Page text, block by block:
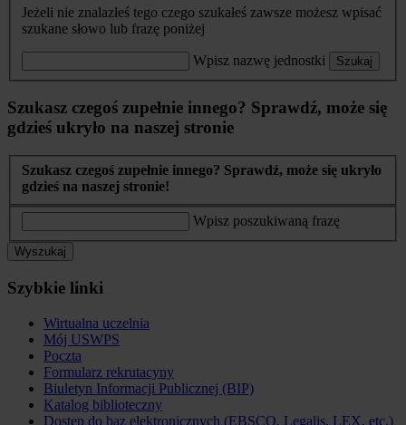
Jeżeli nie znalazłeś tego czego szukałeś zawsze możesz wpisać
szukane słowo lub frazę poniżej
Wpisz nazwę jednostki Szukaj
Szukasz czegoś zupełnie innego? Sprawdź, może się
gdzieś ukryło na naszej stronie
Szukasz czegoś zupełnie innego? Sprawdź, może się ukryło
gdzieś na naszej stronie!
Wpisz poszukiwaną frazę
Wyszukaj
Szybkie linki
Wirtualna uczelnia
Mój USWPS
Poczta
Formularz rekrutacyny
Biuletyn Informacji Publicznej (BIP)
Katalog biblioteczny
Dostęp do baz elektronicznych (EBSCO, Legalis, LEX, etc.)